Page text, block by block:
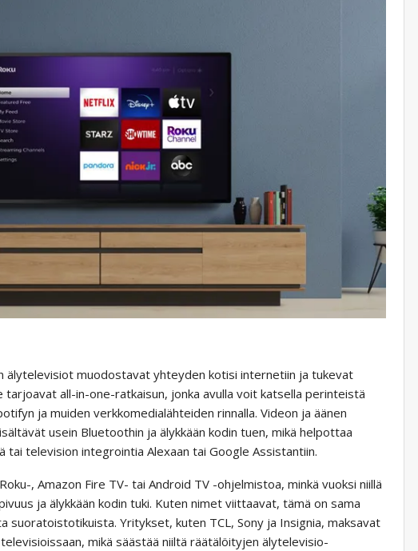
älytelevisiot muodostavat yhteyden kotisi internetiin ja tukevat
tarjoavat all-in-one-ratkaisun, jonka avulla voit katsella perinteistä
ja muiden verkkomedialähteiden rinnalla. Videon ja äänen
usein Bluetoothin ja älykkään kodin tuen, mikä helpottaa
television integrointia Alexaan tai Google Assistantiin.
, Amazon Fire TV- tai Android TV -ohjelmistoa, minkä vuoksi niillä
ja älykkään kodin tuki. Kuten nimet viittaavat, tämä on sama
suoratoistotikuista. Yritykset, kuten TCL, Sony ja Insignia, maksavat
mikä säästää niiltä räätälöityjen älytelevisio-